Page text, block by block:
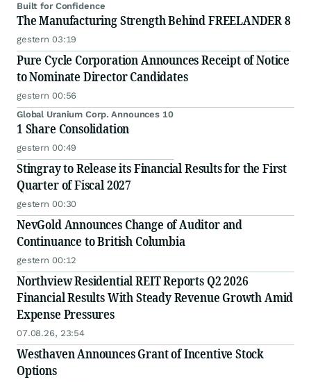
Built for Confidence
The Manufacturing Strength Behind FREELANDER 8
gestern 03:19
Pure Cycle Corporation Announces Receipt of Notice
to Nominate Director Candidates
gestern 00:56
Global Uranium Corp. Announces 10
1 Share Consolidation
gestern 00:49
Stingray to Release its Financial Results for the First
Quarter of Fiscal 2027
gestern 00:30
NevGold Announces Change of Auditor and
Continuance to British Columbia
gestern 00:12
Northview Residential REIT Reports Q2 2026
Financial Results With Steady Revenue Growth Amid
Expense Pressures
07.08.26, 23:54
Westhaven Announces Grant of Incentive Stock
Options